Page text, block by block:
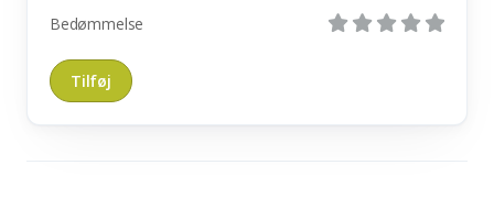
Bedømmelse